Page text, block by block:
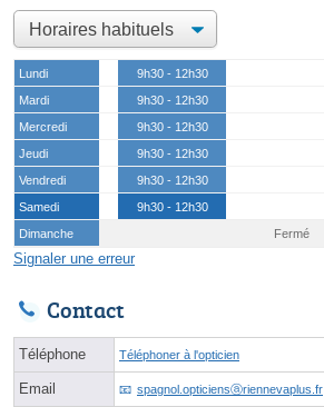
Lundi
9h30 - 12h30
Mardi
9h30 - 12h30
Mercredi
9h30 - 12h30
Jeudi
9h30 - 12h30
Vendredi
9h30 - 12h30
Samedi
9h30 - 12h30
Dimanche
Fermé
Signaler une erreur
Contact
Téléphone Téléphoner à l'opticien
Email spagnol.opticiensⓐriennevaplus.fr